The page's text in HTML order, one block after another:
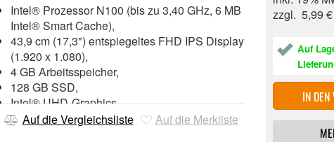
Intel® Prozessor N100 (bis zu 3,40 GHz, 6 MB
Intel® Smart Cache),
43,9 cm (17,3") entspiegeltes FHD IPS Display
(1.920 x 1.080),
4 GB Arbeitsspeicher,
128 GB SSD,
Intel® UHD-Graphics,
HD Webcam mit integriertem Mikrofon,
Auf die Vergleichsliste Auf die Merkliste
zzgl. 5,99
Auf
IN DEN